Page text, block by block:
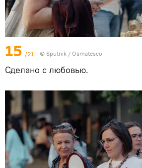
15 /21 © Sputnik / Osmatesco
Сделано с любовью.